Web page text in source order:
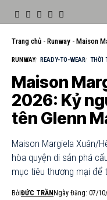
Trang chủ - Runway - Maison
RUNWAY READY-TO-WEAR THỜI
Maison
2026: Kỷ
tên Glenn
Maison Margiela Xuân/
hòa quyện di sản phá
mục tiêu thương mại để
BởiĐỨC TRẦN Ngày Đăng: 07/